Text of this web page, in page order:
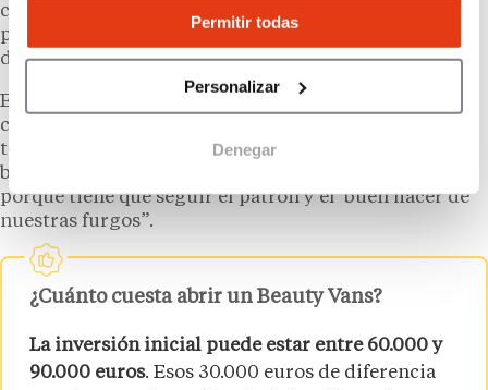
Permitir todas
Personalizar
Denegar
con una marca ya validada, soporte comercial y
procesos estandarizados en un sector con creciente
demanda de comodidad y atención personalizada.
En el caso de la franquicia Beuty Vans, su fundadora
cuenta que a los franquiciados “solo les pedimos que
tengan ganas, muchas ganas, ilusión y que sean
buenas personas. Nosotras ponemos el vehículo,
porque tiene que seguir el patrón y el buen hacer de
nuestras furgos”.
¿Cuánto cuesta abrir un Beauty Vans?
La inversión inicial puede estar entre 60.000 y
90.000 euros. Esos 30.000 euros de diferencia